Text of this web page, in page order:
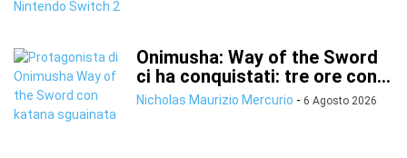
Onimusha: Way of the Sword
ci ha conquistati: tre ore con...
Nicholas Maurizio Mercurio - 6 Agosto 2026